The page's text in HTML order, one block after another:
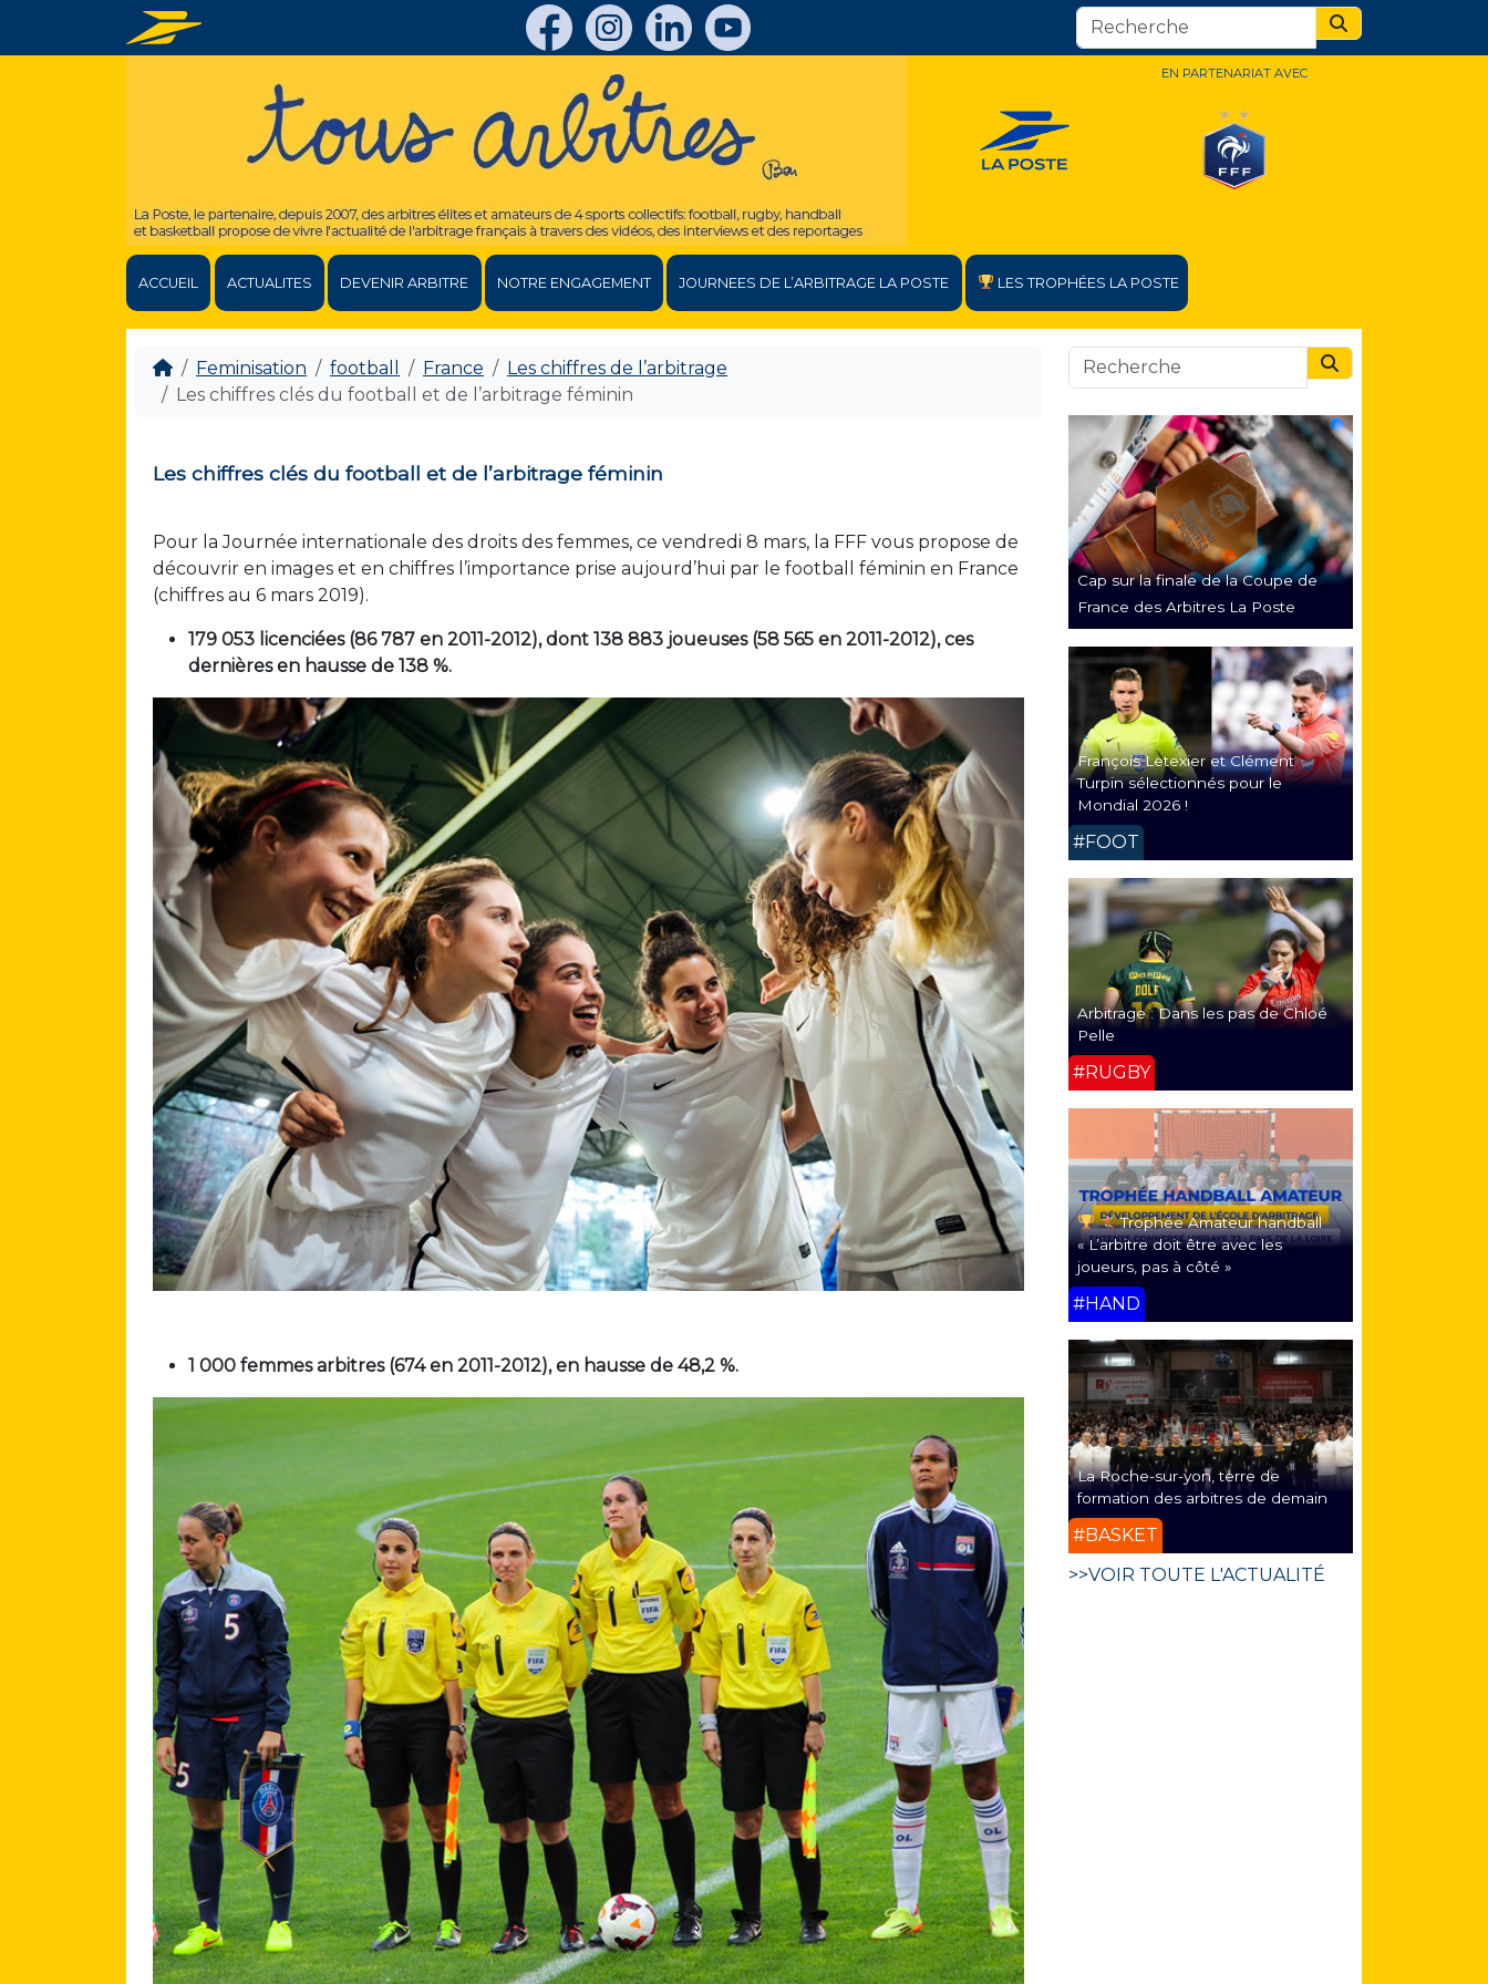
Search
EN PARTENARIAT AVEC
ACCUEIL ACTUALITES DEVENIR ARBITRE NOTRE ENGAGEMENT JOURNEES DE L’ARBITRAGE LA POSTE LES TROPHÉES LA POSTE
Feminisation football France
Les chiffres de l’arbitrage
Les chiffres clés du football et de l’arbitrage féminin
Les chiffres clés du football et de l’arbitrage féminin
Pour la Journée internationale des droits des femmes, ce vendredi 8 mars, la FFF vous propose de
découvrir en images et en chiffres l’importance prise aujourd’hui par le football féminin en France
(chiffres au 6 mars 2019).
179 053 licenciées (86 787 en 2011-2012), dont 138 883 joueuses (58 565 en 2011-2012), ces
dernières en hausse de 138 %.
1 000 femmes arbitres (674 en 2011-2012), en hausse de 48,2 %.
Search
Cap sur la finale de la Coupe de
France des Arbitres La Poste
François Letexier et Clément
Turpin sélectionnés pour le
Mondial 2026 !
#FOOT
Arbitrage : Dans les pas de Chloé
Pelle
#RUGBY
Trophée Amateur handball
« L’arbitre doit être avec les
joueurs, pas à côté »
#HAND
La Roche-sur-yon, terre de
formation des arbitres de demain
#BASKET
>>VOIR TOUTE L'ACTUALITÉ